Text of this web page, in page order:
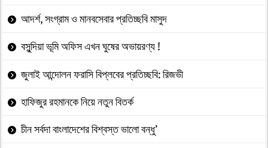
আদর্শ, সংগ্রাম ও মানবসেবার প্রতিচ্ছবি মাসুদ
বসুন্দিয়া ভূমি অফিস এখন ঘুষের অভায়রণ্য !
জুলাই আন্দোলন ফরাসি বিপ্লবের প্রতিচ্ছবি: রিজভী
হাফিজুর রহমানকে নিয়ে নতুন বিতর্ক
চীন সর্বদা বাংলাদেশের বিশ্বস্ত ভালো বন্ধু’